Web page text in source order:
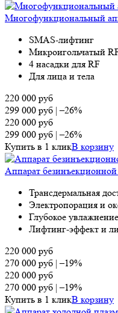
Многофункциональный
SMAS-лифтинг
Микроигольчатый
4 насадки для RF
Для лица и тела
220 000 руб
299 000 руб |–26%
220 000 руб
299 000 руб |–26%
Купить в 1 кликВ корзину
Аппарат
Трансдермальная
Электропорация и
Глубокое
Лифтинг-эффект и
220 000 руб
270 000 руб |–19%
220 000 руб
270 000 руб |–19%
Купить в 1 кликВ корзину